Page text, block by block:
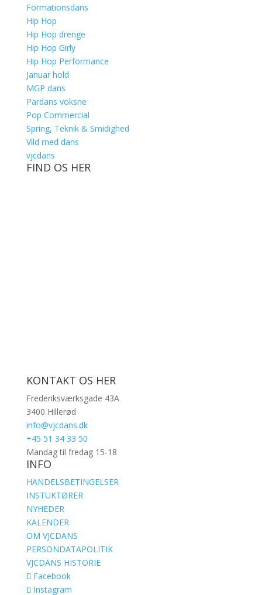
Formationsdans
Hip Hop
Hip Hop drenge
Hip Hop Girly
Hip Hop Performance
Januar hold
MGP dans
Pardans voksne
Pop Commercial
Spring, Teknik & Smidighed
Vild med dans
vjcdans
FIND OS HER
KONTAKT OS HER
Frederiksværksgade 43A
3400 Hillerød
info@vjcdans.dk
+45 51 34 33 50
Mandag til fredag 15-18
INFO
HANDELSBETINGELSER
INSTUKTØRER
NYHEDER
KALENDER
OM VJCDANS
PERSONDATAPOLITIK
VJCDANS HISTORIE
Facebook
Instagram